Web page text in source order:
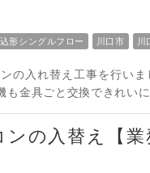
形シングルフロー 川口市
の入れ替え工事を行い
金具ごと交換できれいに
の入替え【業